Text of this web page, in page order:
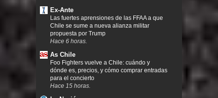
Ex-Ante
Las fuertes aprensiones de las FFAA a que
Chile se sume a nueva alianza militar
propuesta por Trump
Hace 6 horas.
As Chile
Foo Fighters vuelve a Chile: cuándo y
dónde es, precios, y cómo comprar entradas
para el concierto
Hace 15 horas.